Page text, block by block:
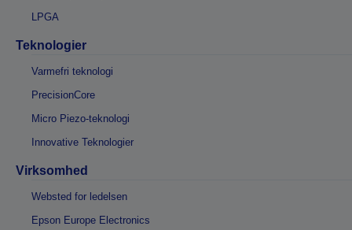
LPGA
Teknologier
Varmefri teknologi
PrecisionCore
Micro Piezo-teknologi
Innovative Teknologier
Virksomhed
Websted for ledelsen
Epson Europe Electronics